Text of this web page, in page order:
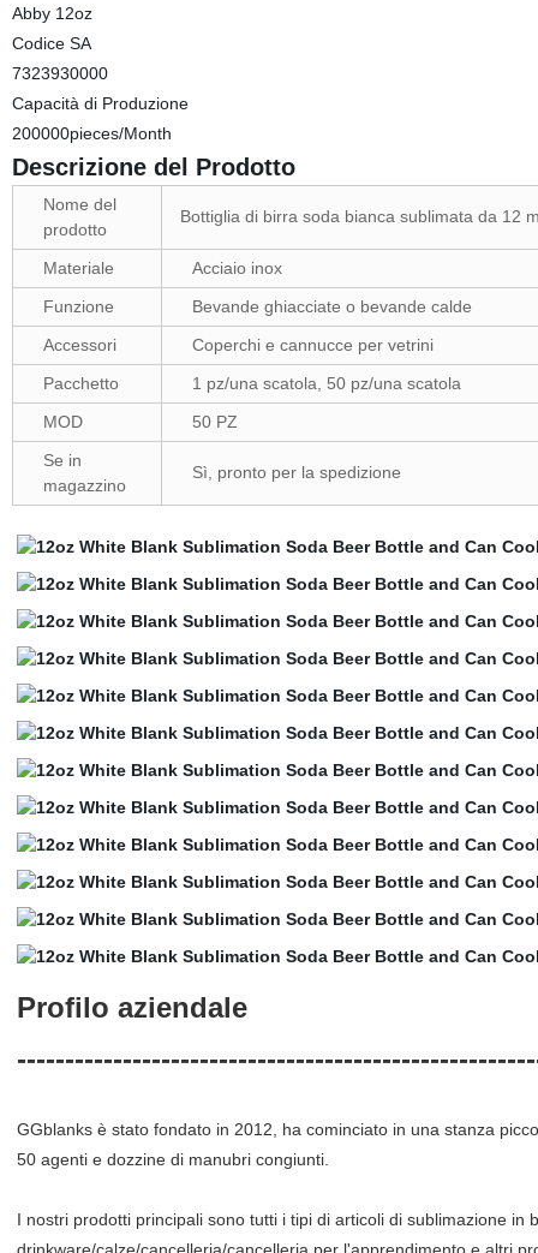
Abby 12oz
Codice SA
7323930000
Capacità di Produzione
200000pieces/Month
Descrizione del Prodotto
Nome del
prodotto
Bottiglia di birra soda bianca sublimata da 12
Materiale
Acciaio inox
Funzione
Bevande ghiacciate o bevande calde
Accessori
Coperchi e cannucce per vetrini
Pacchetto
1 pz/una scatola, 50 pz/una scatola
MOD
50 PZ
Se in
magazzino
Sì, pronto per la spedizione
Profilo aziendale
GGblanks è stato fondato in 2012, ha cominciato in una stanza
50 agenti e dozzine di manubri congiunti.
I nostri prodotti principali sono tutti i tipi di articoli di sublimazione in